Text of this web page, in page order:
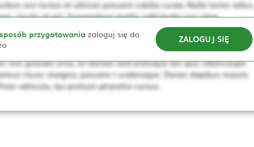
orci luctus et ultrices posuere cubilia curae; Nulla tortor tellus,
iaculis at est. Suspendisse mattis sollicitudin orci vitae
a mi consequat posuere. Nulla elementum, ante sed tincidunt
magna, at posuere t scelerisque. Donec dapibus mauris vitae sem
dui pretium pharetra cursus, dui lacus ultricies tellus, ac viverra
non gravida urna, at laoreet velit.entesque dui quis ullamcorper.
risusc vivagna, posuere t scelerisque. Donec dapibus mauris
vehicula, dui pretium pharetra cursus.
przygotowania zaloguj się do
ZALOGUJ SIĘ